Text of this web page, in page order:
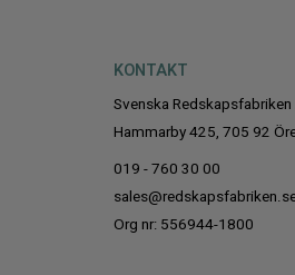
KONTAKT
Svenska Redskapsfabriken
Hammarby 425, 705 92
019 - 760 30 00
Org nr: 556944-1800